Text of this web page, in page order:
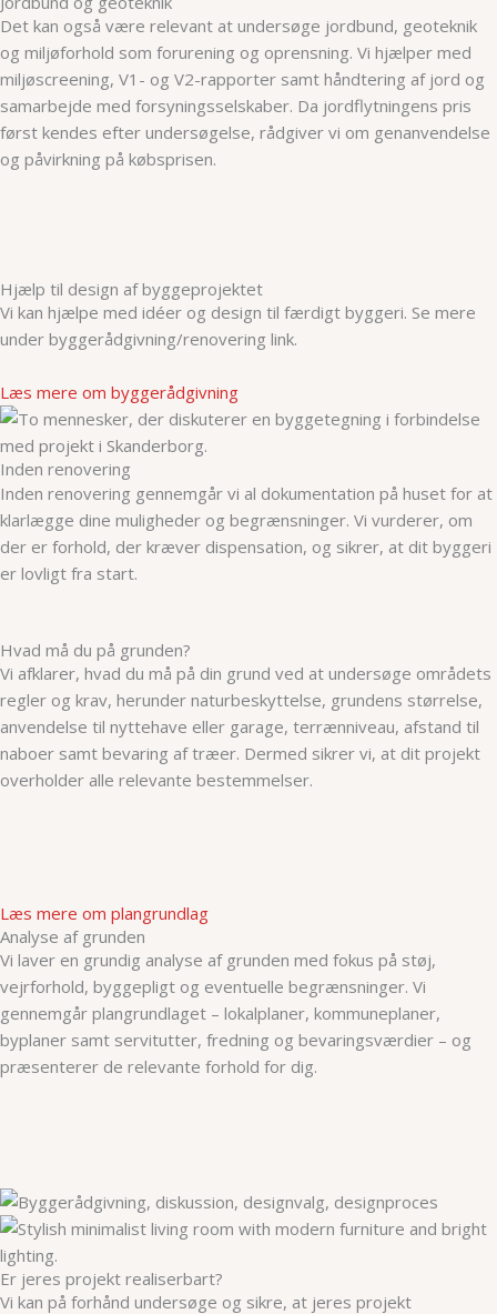
Det kan også være relevant at undersøge jordbund, geoteknik
og miljøforhold som forurening og oprensning. Vi hjælper med
miljøscreening, V1- og V2-rapporter samt håndtering af jord og
samarbejde med forsyningsselskaber. Da jordflytningens pris
først kendes efter undersøgelse, rådgiver vi om genanvendelse
og påvirkning på købsprisen.
Hjælp til design af byggeprojektet
Vi kan hjælpe med idéer og design til færdigt byggeri. Se mere
under byggerådgivning/renovering link.
Læs mere om byggerådgivning
Inden renovering
Inden renovering gennemgår vi al dokumentation på huset for at
klarlægge dine muligheder og begrænsninger. Vi vurderer, om
der er forhold, der kræver dispensation, og sikrer, at dit byggeri
er lovligt fra start.
Hvad må du på grunden?
Vi afklarer, hvad du må på din grund ved at undersøge områdets
regler og krav, herunder naturbeskyttelse, grundens størrelse,
anvendelse til nyttehave eller garage, terrænniveau, afstand til
naboer samt bevaring af træer. Dermed sikrer vi, at dit projekt
overholder alle relevante bestemmelser.
Læs mere om plangrundlag
Analyse af grunden
Vi laver en grundig analyse af grunden med fokus på støj,
vejrforhold, byggepligt og eventuelle begrænsninger. Vi
gennemgår plangrundlaget – lokalplaner, kommuneplaner,
byplaner samt servitutter, fredning og bevaringsværdier – og
præsenterer de relevante forhold for dig.
Er jeres projekt realiserbart?
Vi kan på forhånd undersøge og sikre, at jeres projekt